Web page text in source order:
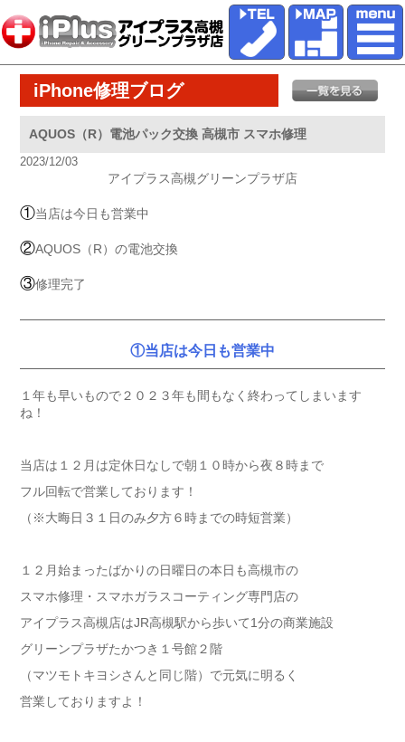
iPhone修理ブログ
AQUOS（R）電池パック交換 高槻市 スマホ修理
2023/12/03
アイプラス高槻グリーンプラザ店
①当店は今日も営業中
②AQUOS（R）の電池交換
③修理完了
①当店は今日も営業中
１年も早いもので２０２３年も間もなく終わってしまいます
ね！
当店は１２月は定休日なしで朝１０時から夜８時まで
フル回転で営業しております！
（※大晦日３１日のみ夕方６時までの時短営業）
１２月始まったばかりの日曜日の本日も高槻市の
スマホ修理・スマホガラスコーティング専門店の
アイプラス高槻店はJR高槻駅から歩いて1分の商業施設
グリーンプラザたかつき１号館２階
（マツモトキヨシさんと同じ階）で元気に明るく
営業しておりますよ！